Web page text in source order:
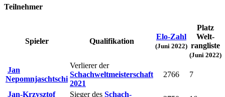
Teilnehmer
Spieler Qualifikation
Elo-Zahl
(Juni 2022)
Platz
Welt­
rang­liste
(Juni 2022)
Jan
Nepomnjaschtschi
Verlierer der
Schachweltmeisterschaft
2021
2766 7
Jan-Krzysztof Sieger des Schach-